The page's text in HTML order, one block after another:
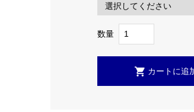
数量